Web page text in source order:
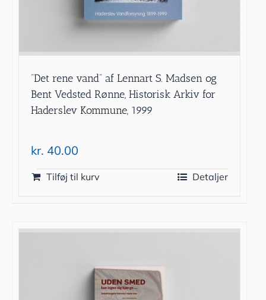
”Det rene vand” af Lennart S. Madsen og
Bent Vedsted Rønne, Historisk Arkiv for
Haderslev Kommune, 1999
kr. 40.00
Tilføj til kurv Detaljer